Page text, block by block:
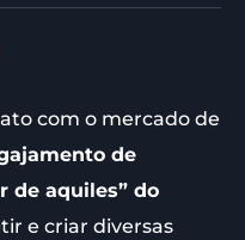
com o mercado de
de
de aquiles” do
e criar diversas